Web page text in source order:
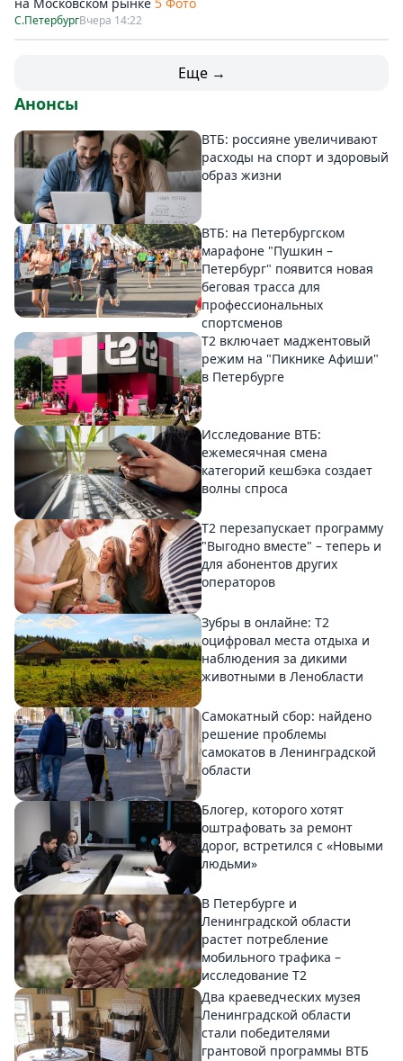
С.ПетербургВчера 14:22
Еще →
Анонсы
ВТБ: россияне увеличивают
расходы на спорт и здоровый
образ жизни
ВТБ: на Петербургском
марафоне "Пушкин –
Петербург" появится новая
беговая трасса для
профессиональных
спортсменов
Т2 включает маджентовый
режим на "Пикнике Афиши"
в Петербурге
Исследование ВТБ:
ежемесячная смена
категорий кешбэка создает
волны спроса
Т2 перезапускает программу
"Выгодно вместе" – теперь и
для абонентов других
операторов
Зубры в онлайне: Т2
оцифровал места отдыха и
наблюдения за дикими
животными в Ленобласти
Самокатный сбор: найдено
решение проблемы
самокатов в Ленинградской
области
Блогер, которого хотят
оштрафовать за ремонт
дорог, встретился с «Новыми
людьми»
В Петербурге и
Ленинградской области
растет потребление
мобильного трафика –
исследование T2
Два краеведческих музея
Ленинградской области
стали победителями
грантовой программы ВТБ